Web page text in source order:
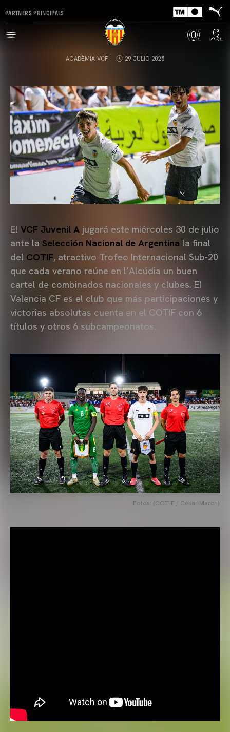
PARTNERS PRINCIPALS
ACADÈMIA VCF 29 JULIO 2025
El VCF Juvenil A jugará este miércoles 30 de julio
ante la Selección Nacional de Argentina la final
del COTIF, atractivo Trofeo Internacional Sub-20
que cada verano reúne en l’Alcúdia un buen
cartel de combinados nacionales y clubes. El
Valencia CF es el club que más participaciones y
victorias absolutas cuenta en el COTIF con 6
títulos y otros 6 subcampeonatos.
Fotos: (COTIF / César March)